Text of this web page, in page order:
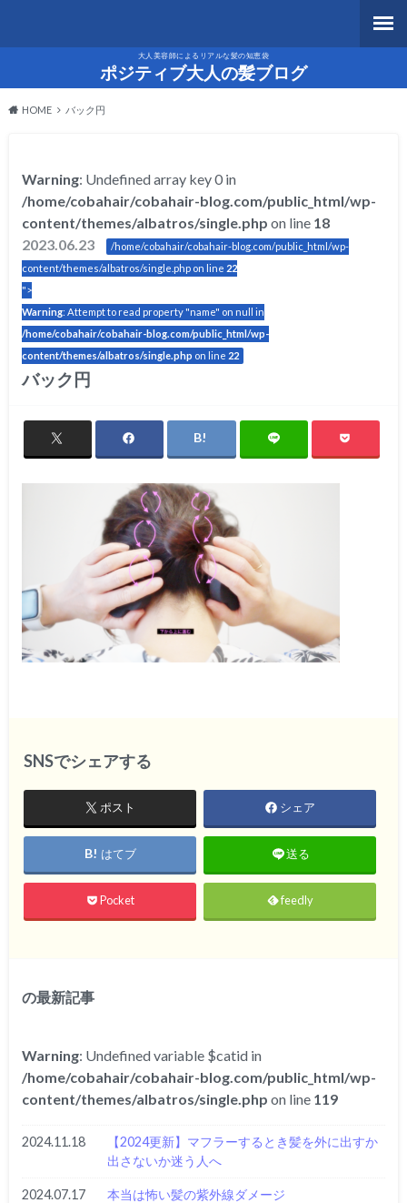
大人美容師によるリアルな髪の知恵袋
ポジティブ大人の髪ブログ
HOME バック円
Warning: Undefined array key 0 in
/home/cobahair/cobahair-blog.com/public_html/wp-
content/themes/albatros/single.php on line 18
2023.06.23
/home/cobahair/cobahair-blog.com/public_html/wp-
content/themes/albatros/single.php on line 22
">
Warning: Attempt to read property "name" on null in
/home/cobahair/cobahair-blog.com/public_html/wp-
content/themes/albatros/single.php on line 22
バック円
SNSでシェアする
ポスト シェア
はてブ 送る
Pocket feedly
の最新記事
Warning: Undefined variable $catid in
/home/cobahair/cobahair-blog.com/public_html/wp-
content/themes/albatros/single.php on line 119
2024.11.18
【2024更新】マフラーするとき髪を外に出すか
出さないか迷う人へ
2024.07.17 本当は怖い髪の紫外線ダメージ